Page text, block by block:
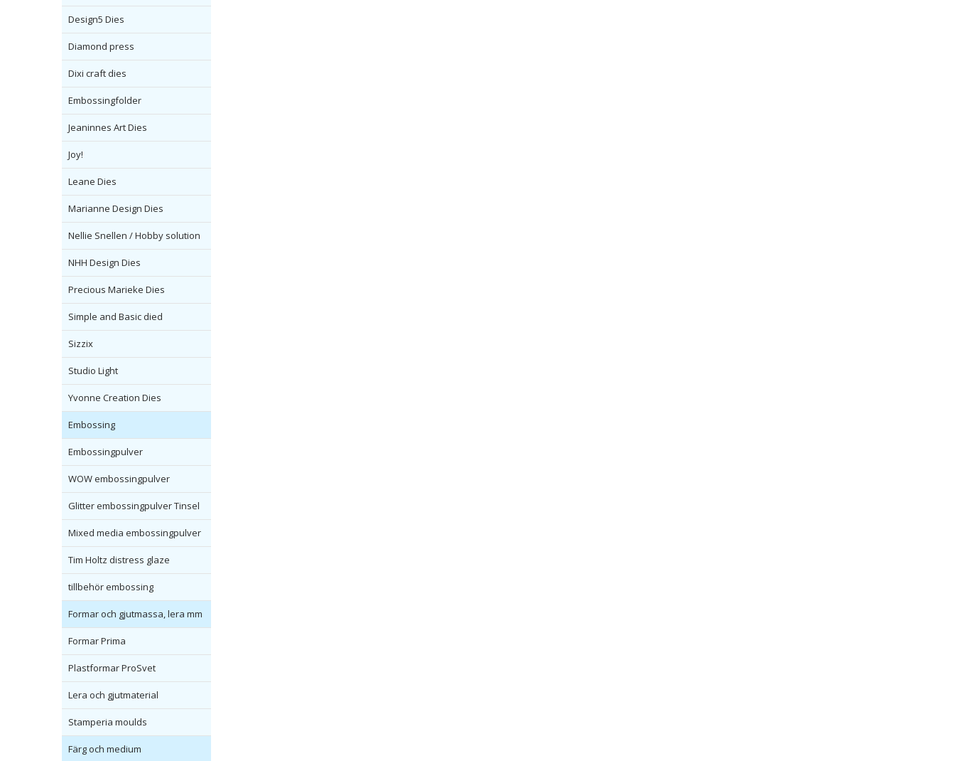
Design5 Dies
Diamond press
Dixi craft dies
Embossingfolder
Jeaninnes Art Dies
Joy!
Leane Dies
Marianne Design Dies
Nellie Snellen / Hobby solution
NHH Design Dies
Precious Marieke Dies
Simple and Basic died
Sizzix
Studio Light
Yvonne Creation Dies
Embossing
Embossingpulver
WOW embossingpulver
Glitter embossingpulver Tinsel
Mixed media embossingpulver
Tim Holtz distress glaze
tillbehör embossing
Formar och gjutmassa, lera mm
Formar Prima
Plastformar ProSvet
Lera och gjutmaterial
Stamperia moulds
Färg och medium